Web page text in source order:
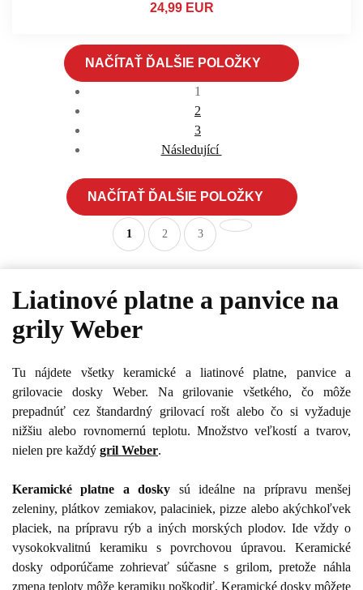
24,99 EUR
NAČÍTAŤ ĎALŠIE POLOŽKY
1
2
3
Následující
NAČÍTAŤ ĎALŠIE POLOŽKY
1 2 3
Liatinové platne a panvice na
grily Weber
Tu nájdete všetky keramické a liatinové platne, panvice a
grilovacie dosky Weber. Na grilovanie všetkého, čo môže
prepadnúť cez štandardný grilovací rošt alebo čo si vyžaduje
nižšiu alebo rovnomernú teplotu. Množstvo veľkostí a tvarov,
nielen pre každý gril Weber.
Keramické platne a dosky sú ideálne na prípravu menšej
zeleniny, plátkov zemiakov, palaciniek, pizze alebo akýchkoľvek
placiek, na prípravu rýb a iných morských plodov. Ide vždy o
vysokokvalitnú keramiku s povrchovou úpravou. Keramické
dosky odporúčame zohrievať súčasne s grilom, pretože náhla
zmena teploty môže keramiku poškodiť. Keramické dosky môžete